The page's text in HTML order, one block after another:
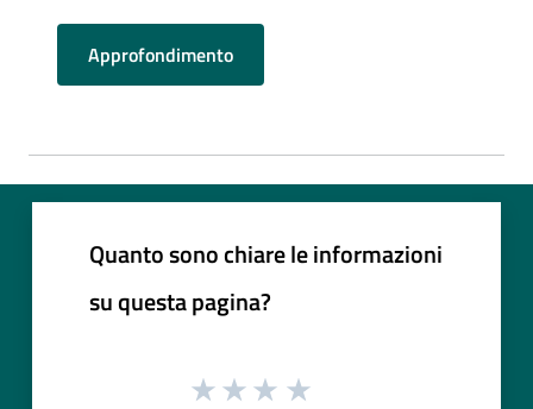
Approfondimento
Quanto sono chiare le informazioni
su questa pagina?